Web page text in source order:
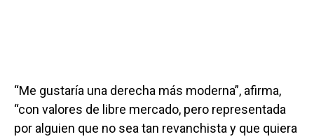
“Me gustaría una derecha más moderna”, afirma,
“con valores de libre mercado, pero representada
por alguien que no sea tan revanchista y que quiera